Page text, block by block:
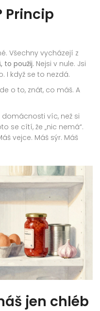
Princip
Všechny vycházejí z
to použij. Nejsi v nule. Jsi
I když se to nezdá.
o to, znát, co máš. A
víc, než si
se cítí, že „nic nemá“.
vejce. Máš sýr. Máš
jen chléb